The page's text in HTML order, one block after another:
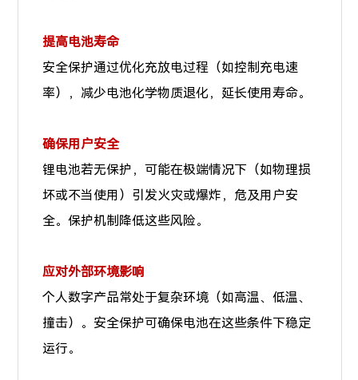
提高电池寿命
安全保护通过优化充放电过程（如控制充电速
率），减少电池化学物质退化，延长使用寿命。
确保用户安全
锂电池若无保护，可能在极端情况下（如物理损
坏或不当使用）引发火灾或爆炸，危及用户安
全。保护机制降低这些风险。
应对外部环境影响
个人数字产品常处于复杂环境（如高温、低温、
撞击）。安全保护可确保电池在这些条件下稳定
运行。